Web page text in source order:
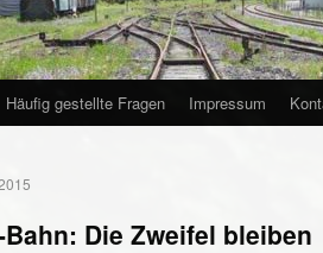
Häufig gestellte Fragen Impressum
Die Zweifel bleiben